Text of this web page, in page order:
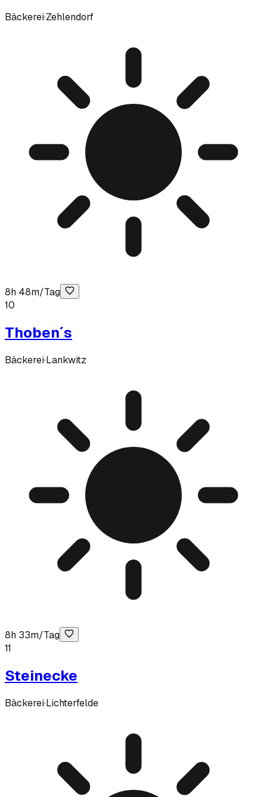
Bäckerei·Zehlendorf
8h 48m/Tag
10
Thoben´s
Bäckerei·Lankwitz
8h 33m/Tag
11
Steinecke
Bäckerei·Lichterfelde